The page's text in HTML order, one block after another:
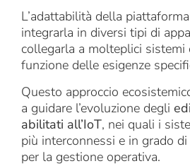
L’adattabilità della
integrarla in diversi tipi di
collegarla a molteplici sistemi
funzione delle esigenze
Questo approccio
a guidare l’evoluzione degli
abilitati all’IoT, nei quali i
più interconnessi e in grado
per la gestione operativa.